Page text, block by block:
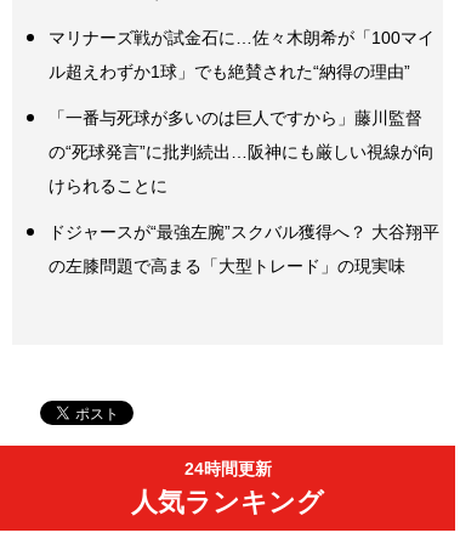
マリナーズ戦が試金石に…佐々木朗希が「100マイ
ル超えわずか1球」でも絶賛された“納得の理由”
「一番与死球が多いのは巨人ですから」藤川監督
の“死球発言”に批判続出…阪神にも厳しい視線が向
けられることに
ドジャースが“最強左腕”スクバル獲得へ？ 大谷翔平
の左膝問題で高まる「大型トレード」の現実味
24時間更新
人気ランキング